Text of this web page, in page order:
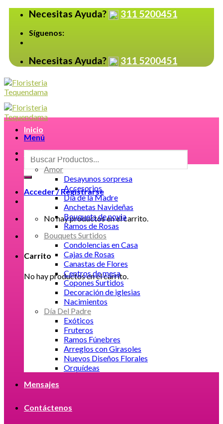
content
Necesitas Ayuda? 311 5200451
Síguenos:
Necesitas Ayuda? 311 5200451
Menú
Buscar
por:
Acceder / Registrarse
No hay productos en el carrito.
Carrito
No hay productos en el carrito.
Inicio
Productos
Amor
Desayunos sorpresa
Accesorios
Día de la Madre
Anchetas Navideñas
Bouquets de novia
Ramos de Rosas
Bouquets Surtidos
Condolencias en Casa
Cajas de Rosas
Canastas de Flores
Centros de mesa
Copones Surtidos
Decoración de iglesias
Nacimientos
Día Del Padre
Exóticos
Fruteros
Ramos Fúnebres
Arreglos con Girasoles
Nuevos Diseños Florales
Orquídeas
Mensajes
Contáctenos